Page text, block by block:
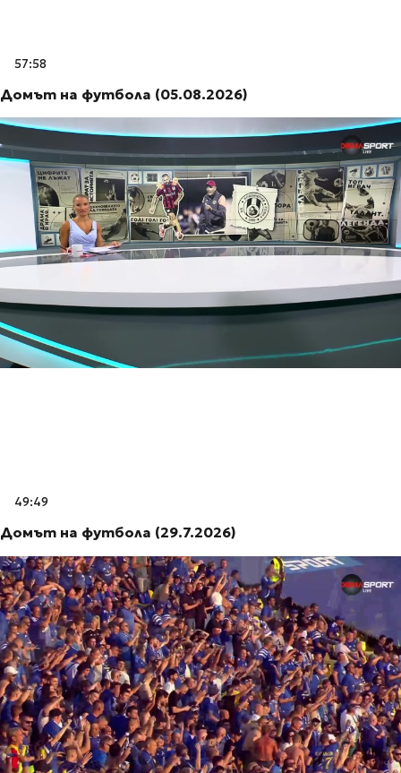
57:58
Домът на футбола (05.08.2026)
49:49
Домът на футбола (29.7.2026)